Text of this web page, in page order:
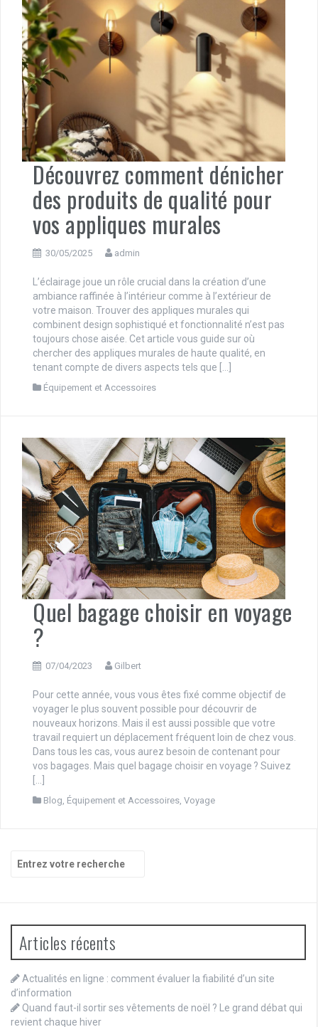
Découvrez comment dénicher
des produits de qualité pour
vos appliques murales
30/05/2025 admin
L’éclairage joue un rôle crucial dans la création d’une
ambiance raffinée à l’intérieur comme à l’extérieur de
votre maison. Trouver des appliques murales qui
combinent design sophistiqué et fonctionnalité n’est pas
toujours chose aisée. Cet article vous guide sur où
chercher des appliques murales de haute qualité, en
tenant compte de divers aspects tels que […]
Équipement et Accessoires
Quel bagage choisir en voyage
?
07/04/2023 Gilbert
Pour cette année, vous vous êtes fixé comme objectif de
voyager le plus souvent possible pour découvrir de
nouveaux horizons. Mais il est aussi possible que votre
travail requiert un déplacement fréquent loin de chez vous.
Dans tous les cas, vous aurez besoin de contenant pour
vos bagages. Mais quel bagage choisir en voyage ? Suivez
[…]
Blog, Équipement et Accessoires, Voyage
Recherche
pour
Articles récents
Actualités en ligne : comment évaluer la fiabilité d’un site
d’information
Quand faut-il sortir ses vêtements de noël ? Le grand débat qui
revient chaque hiver